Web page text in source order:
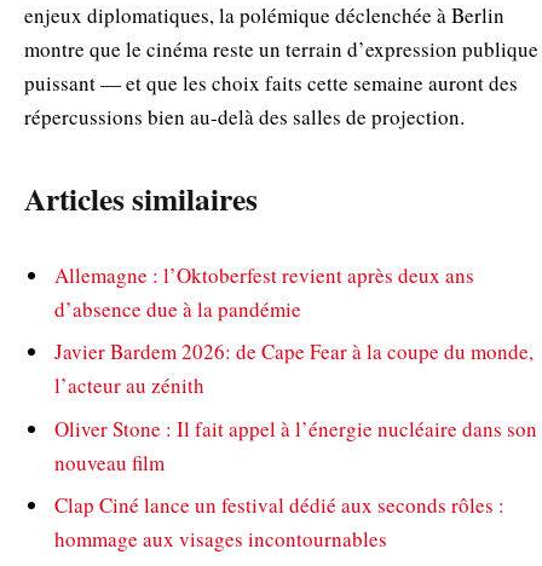
enjeux diplomatiques, la polémique déclenchée à Berlin
montre que le cinéma reste un terrain d’expression publique
puissant — et que les choix faits cette semaine auront des
répercussions bien au‑delà des salles de projection.
Articles similaires
Allemagne : l’Oktoberfest revient après deux ans
d’absence due à la pandémie
Javier Bardem 2026: de Cape Fear à la coupe du monde,
l’acteur au zénith
Oliver Stone : Il fait appel à l’énergie nucléaire dans son
nouveau film
Clap Ciné lance un festival dédié aux seconds rôles :
hommage aux visages incontournables